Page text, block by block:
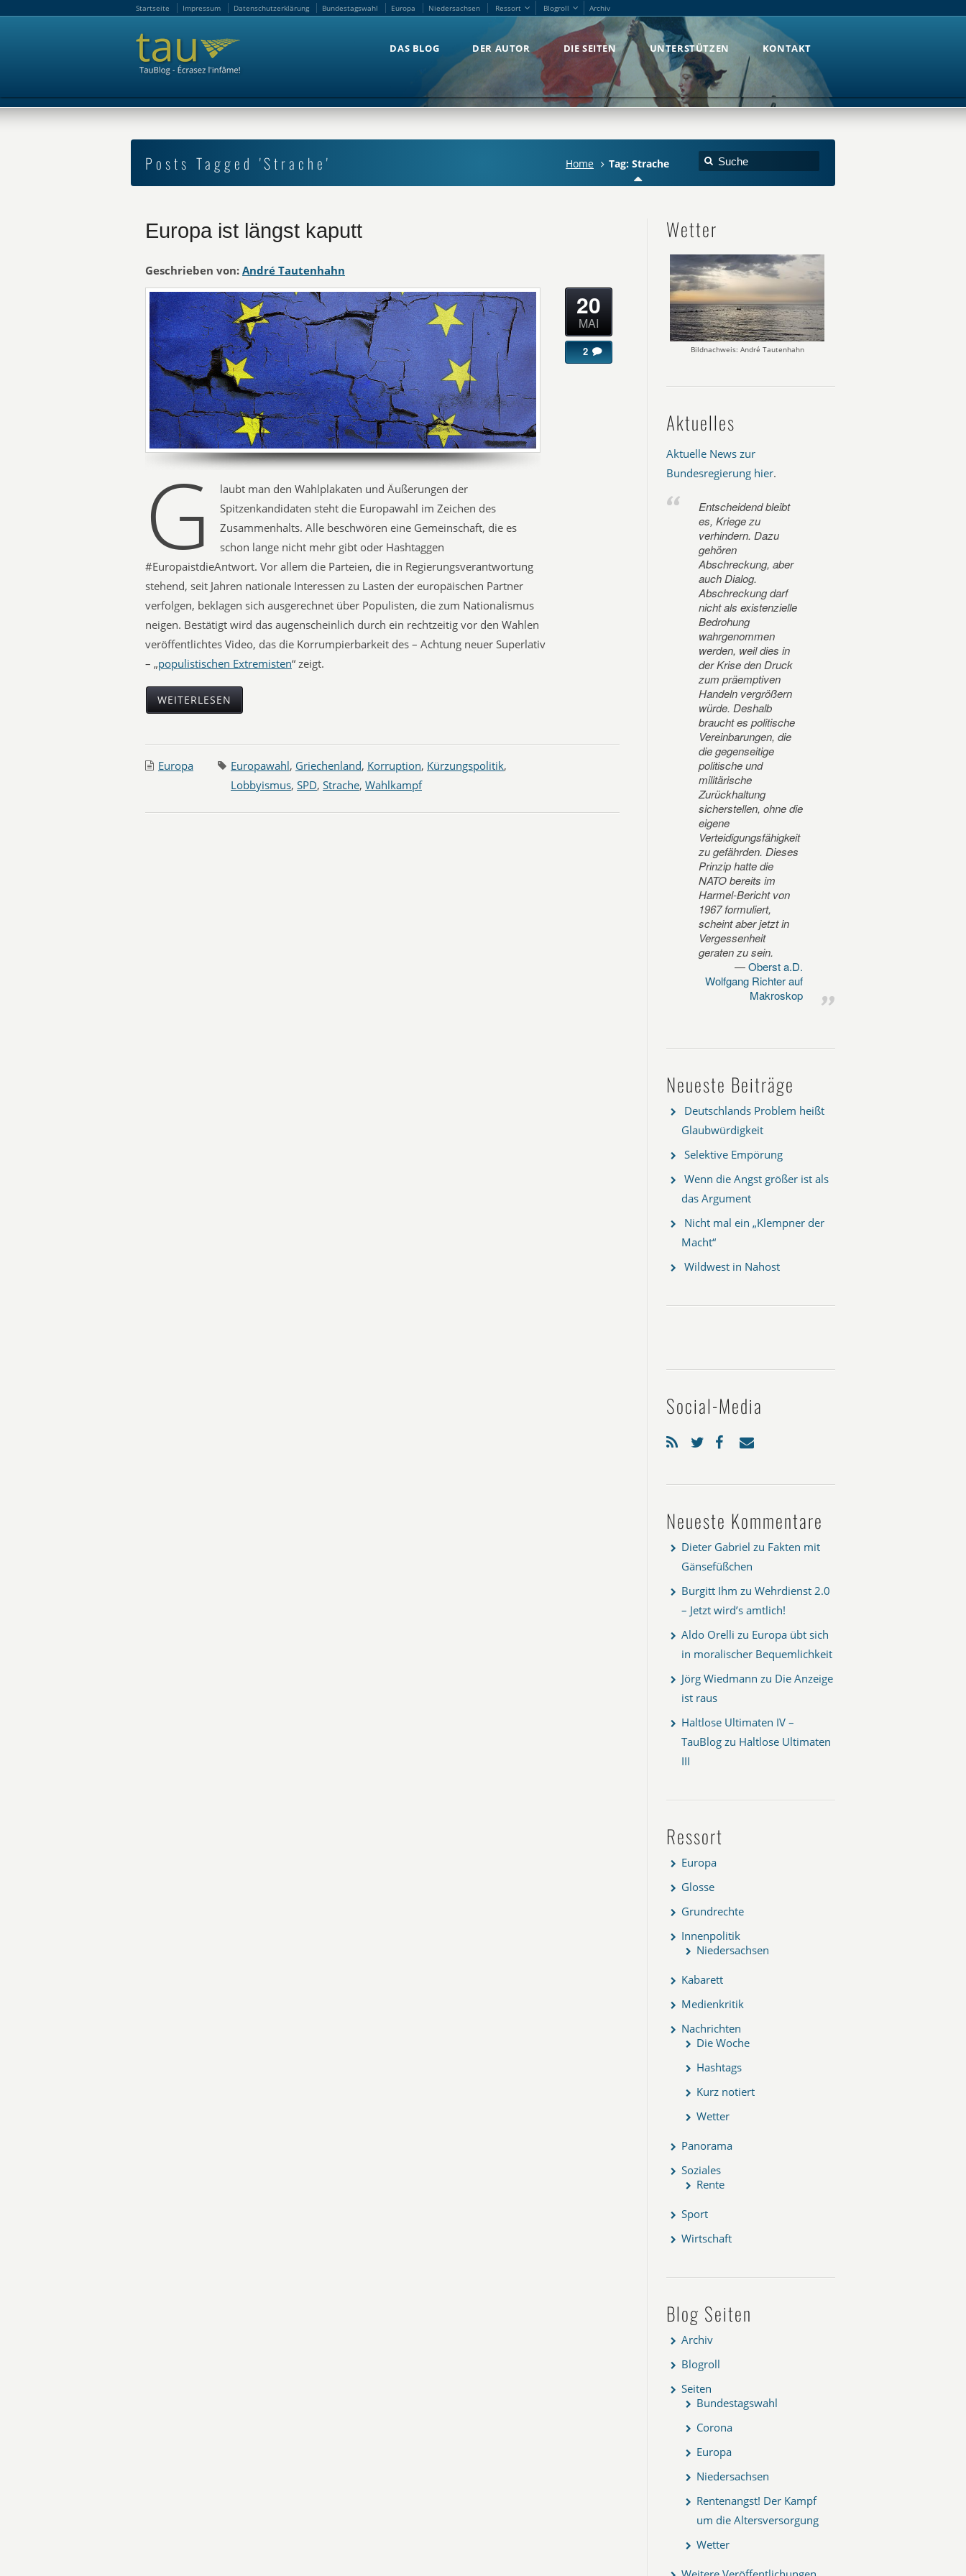
Startseite Impressum Datenschutzerklärung Bundestagswahl Europa Niedersachsen Ressort Blogroll Archiv
DAS BLOG DER AUTOR DIE SEITEN UNTERSTÜTZEN KONTAKT
Posts Tagged 'Strache' Home Tag: Strache
Europa ist längst kaputt
Geschrieben von: André Tautenhahn
G
laubt man den Wahlplakaten und Äußerungen der
Spitzenkandidaten steht die Europawahl im Zeichen des
Zusammenhalts. Alle beschwören eine Gemeinschaft, die es
schon lange nicht mehr gibt oder Hashtaggen
#EuropaistdieAntwort. Vor allem die Parteien, die in Regierungsverantwortung
stehend, seit Jahren nationale Interessen zu Lasten der europäischen Partner
verfolgen, beklagen sich ausgerechnet über Populisten, die zum Nationalismus
neigen. Bestätigt wird das augenscheinlich durch ein rechtzeitig vor den Wahlen
veröffentlichtes Video, das die Korrumpierbarkeit des – Achtung neuer Superlativ
– „populistischen Extremisten“ zeigt.
WEITERLESEN
20
MAI
2
Europa Europawahl, Griechenland, Korruption, Kürzungspolitik,
Lobbyismus, SPD, Strache, Wahlkampf
Wetter
Bildnachweis: André Tautenhahn
Aktuelles
Aktuelle News zur
Bundesregierung hier.
Entscheidend bleibt
es, Kriege zu
verhindern. Dazu
gehören
Abschreckung, aber
auch Dialog.
Abschreckung darf
nicht als existenzielle
Bedrohung
wahrgenommen
werden, weil dies in
der Krise den Druck
zum präemptiven
Handeln vergrößern
würde. Deshalb
braucht es politische
Vereinbarungen, die
die gegenseitige
politische und
militärische
Zurückhaltung
sicherstellen, ohne die
eigene
Verteidigungsfähigkeit
zu gefährden. Dieses
Prinzip hatte die
NATO bereits im
Harmel-Bericht von
1967 formuliert,
scheint aber jetzt in
Vergessenheit
geraten zu sein.
Oberst a.D.
Wolfgang Richter auf
Makroskop
Neueste Beiträge
Deutschlands Problem heißt
Glaubwürdigkeit
Selektive Empörung
Wenn die Angst größer ist als
das Argument
Nicht mal ein „Klempner der
Macht“
Wildwest in Nahost
Social-Media
Neueste Kommentare
Dieter Gabriel zu Fakten mit
Gänsefüßchen
Burgitt Ihm zu Wehrdienst 2.0
– Jetzt wird’s amtlich!
Aldo Orelli zu Europa übt sich
in moralischer Bequemlichkeit
Jörg Wiedmann zu Die Anzeige
ist raus
Haltlose Ultimaten IV –
TauBlog zu Haltlose Ultimaten
III
Ressort
Europa
Glosse
Grundrechte
Innenpolitik
Niedersachsen
Kabarett
Medienkritik
Nachrichten
Die Woche
Hashtags
Kurz notiert
Wetter
Panorama
Soziales
Rente
Sport
Wirtschaft
Blog Seiten
Archiv
Blogroll
Seiten
Bundestagswahl
Corona
Europa
Niedersachsen
Rentenangst! Der Kampf
um die Altersversorgung
Wetter
Startseite Impressum Datenschutzerklärung Bundestagswahl Europa Niedersachsen Ressort Blogroll Archiv
DAS BLOG DER AUTOR DIE SEITEN UNTERSTÜTZEN KONTAKT